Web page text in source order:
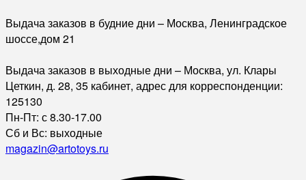
Выдача заказов в будние дни – Москва, Ленинградское
шоссе,дом 21
Выдача заказов в выходные дни – Москва, ул. Клары
Цеткин, д. 28, 35 кабинет, адрес для корреспонденции:
125130
Пн-Пт: с 8.30-17.00
Сб и Вс: выходные
magazin@artotoys.ru